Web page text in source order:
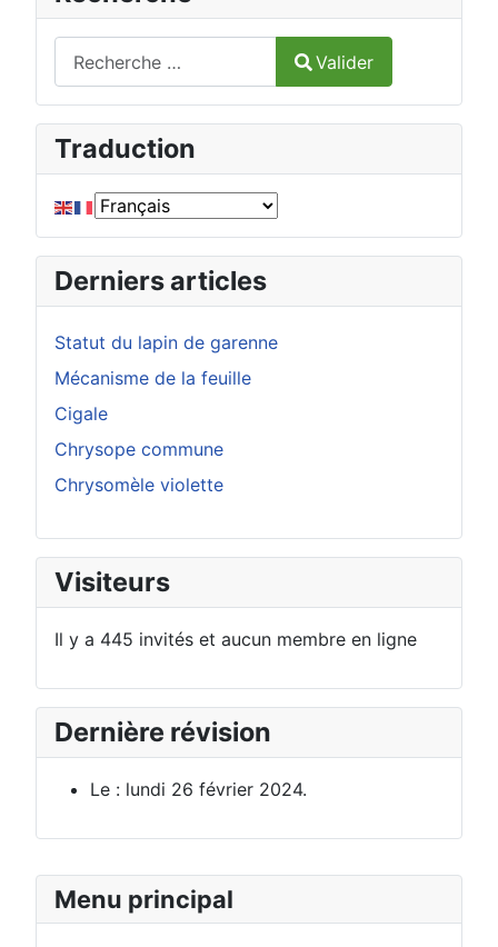
Menu principal
Type 2 or more characters for results.
Valider
Traduction
Derniers articles
Statut du lapin de garenne
Mécanisme de la feuille
Cigale
Chrysope commune
Chrysomèle violette
Visiteurs
Il y a 445 invités et aucun membre en ligne
Dernière révision
Le : lundi 26 février 2024.